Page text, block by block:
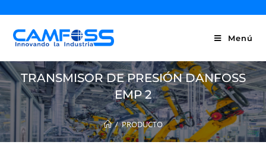
Menú
TRANSMISOR DE PRESIÓN DANFOSS
EMP 2
/ PRODUCTO